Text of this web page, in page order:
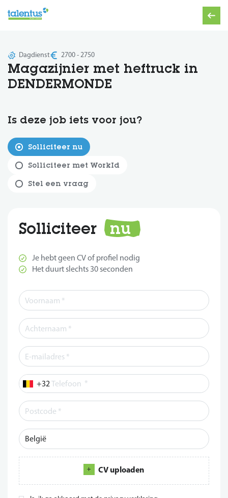
Magazijnier met heftruck in
DENDERMONDE
Dagdienst 2700 - 2750
Is deze job iets voor jou?
Solliciteer nu
Solliciteer met WorkId
Stel een vraag
Solliciteer nu
Je hebt geen CV of profiel nodig
Het duurt slechts 30 seconden
Telefoon *
CV uploaden